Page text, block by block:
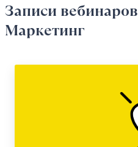
Записи вебинаров
Маркетинг